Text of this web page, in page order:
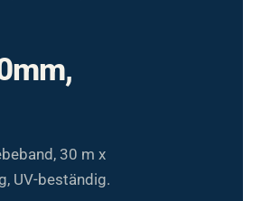
30 m x
UV-beständig.